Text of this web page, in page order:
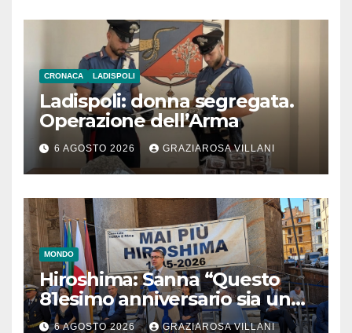
CRONACA LADISPOLI
Ladispoli: donna segregata.
Operazione dell’Arma
6 AGOSTO 2026 GRAZIAROSA VILLANI
MONDO
Hiroshima: Sanna “Questo
81esimo anniversario sia un
monito per tutti”
6 AGOSTO 2026 GRAZIAROSA VILLANI